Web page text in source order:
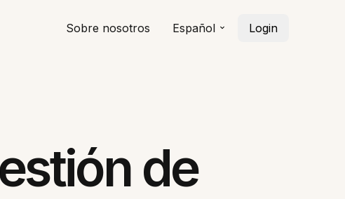
Sobre nosotros Español Login
de